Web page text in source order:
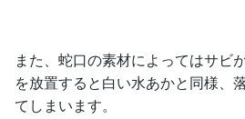
また、蛇口の素材によってはサビ
を放置すると白い水あかと同様、
てしまいます。